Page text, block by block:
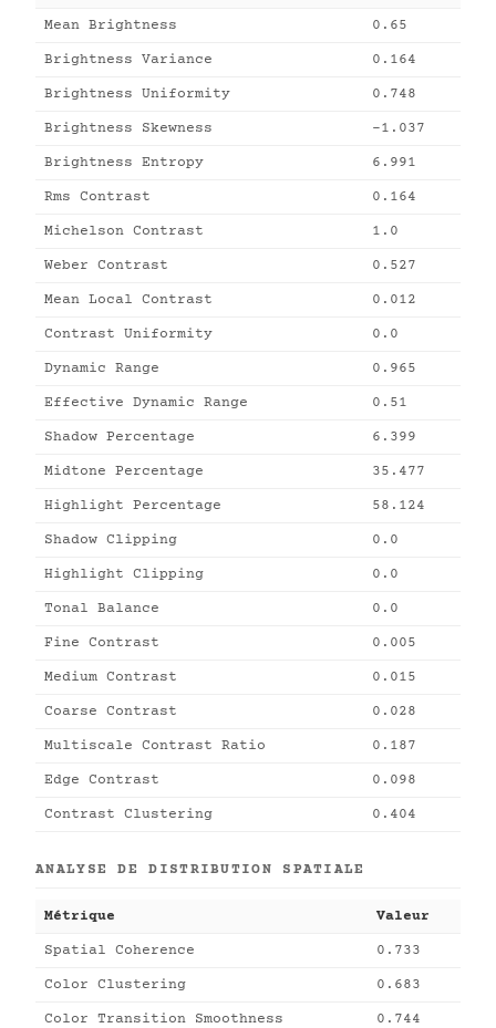
Mean Brightness 0.65
Brightness Variance 0.164
Brightness Uniformity 0.748
Brightness Skewness -1.037
Brightness Entropy 6.991
Rms Contrast 0.164
Michelson Contrast 1.0
Weber Contrast 0.527
Mean Local Contrast 0.012
Contrast Uniformity 0.0
Dynamic Range 0.965
Effective Dynamic Range 0.51
Shadow Percentage 6.399
Midtone Percentage 35.477
Highlight Percentage 58.124
Shadow Clipping 0.0
Highlight Clipping 0.0
Tonal Balance 0.0
Fine Contrast 0.005
Medium Contrast 0.015
Coarse Contrast 0.028
Multiscale Contrast Ratio 0.187
Edge Contrast 0.098
Contrast Clustering 0.404
ANALYSE DE DISTRIBUTION SPATIALE
Métrique Valeur
Spatial Coherence 0.733
Color Clustering 0.683
Color Transition Smoothness 0.744